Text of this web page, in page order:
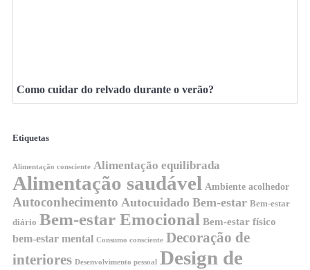
Como cuidar do relvado durante o verão?
Etiquetas
Alimentação consciente Alimentação equilibrada
Alimentação saudável Ambiente acolhedor
Autoconhecimento Autocuidado Bem-estar Bem-estar
diário Bem-estar Emocional Bem-estar físico
bem-estar mental Consumo consciente Decoração de
interiores Desenvolvimento pessoal
Design de